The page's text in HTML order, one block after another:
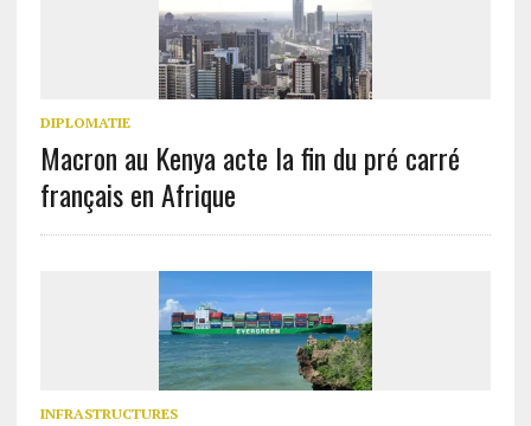
DIPLOMATIE
Macron au Kenya acte la fin du pré carré
français en Afrique
INFRASTRUCTURES